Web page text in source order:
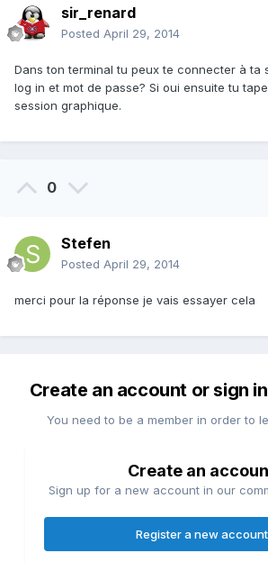
sir_renard
Posted April 29, 2014
Dans ton terminal tu peux te connecter à ta
log in et mot de passe? Si oui ensuite tu
session graphique.
0
Stefen
Posted April 29, 2014
merci pour la réponse je vais essayer cela
Create an account or sign
You need to be a member in order to
Create an
Sign up for a new account in our
Register a new account